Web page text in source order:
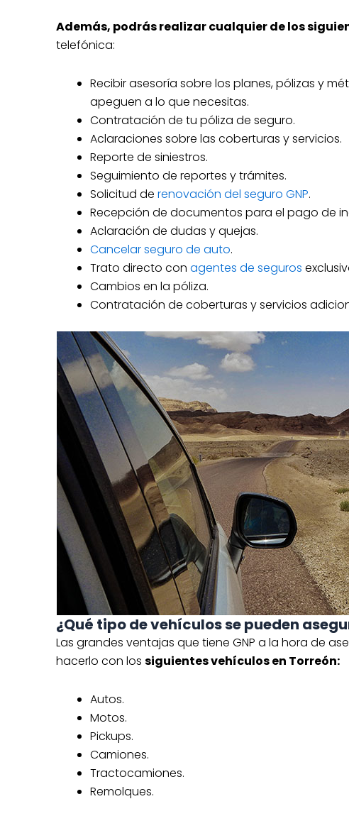
Además, podrás realizar cualquier de los
telefónica:
Recibir asesoría sobre los planes, pólizas y
apeguen a lo que necesitas.
Contratación de tu póliza de seguro.
Aclaraciones sobre las coberturas y servicios.
Reporte de siniestros.
Seguimiento de reportes y trámites.
Solicitud de renovación del seguro GNP.
Recepción de documentos para el pago de
Aclaración de dudas y quejas.
Cancelar seguro de auto.
Trato directo con agentes de seguros
Cambios en la póliza.
Contratación de coberturas y servicios
¿Qué tipo de vehículos se pueden
Las grandes ventajas que tiene GNP a la hora de
hacerlo con los siguientes vehículos en Torreón:
Autos.
Motos.
Pickups.
Camiones.
Tractocamiones.
Remolques.